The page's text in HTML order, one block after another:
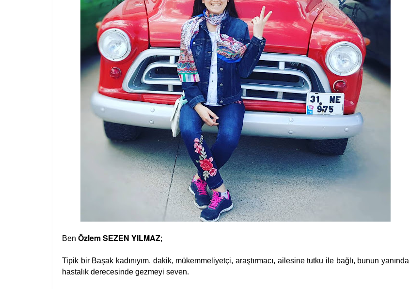
Ben Özlem SEZEN YILMAZ;
Tipik bir Başak kadınıyım, dakik, mükemmeliyetçi, araştırmacı, ailesine tutku ile bağlı, bunun yanında
hastalık derecesinde gezmeyi seven.